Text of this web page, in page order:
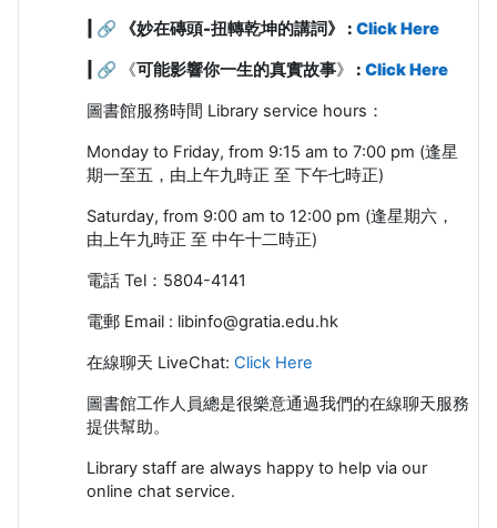
| 🔗 《妙在磚頭-扭轉乾坤的講詞》 : Click Here
| 🔗 《可能影響你一生的真實故事》 : Click Here
圖書館服務時間 Library service hours ：
Monday to Friday, from 9:15 am to 7:00 pm (逢星
期一至五，由上午九時正 至 下午七時正)
Saturday, from 9:00 am to 12:00 pm (逢星期六，
由上午九時正 至 中午十二時正)
電話 Tel ： 5804-4141
電郵 Email : libinfo@gratia.edu.hk
在線聊天 LiveChat: Click Here
圖書館工作人員總是很樂意通過我們的在線聊天服務
提供幫助。
Library staff are always happy to help via our
online chat service.